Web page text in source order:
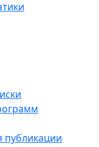
публикации